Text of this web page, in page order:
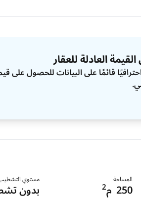
العادلة للعقار
قائمًا على البيانات للحصول على
المساحة
250 م2 مستوي
بدون